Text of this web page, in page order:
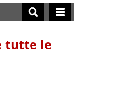
tutte le